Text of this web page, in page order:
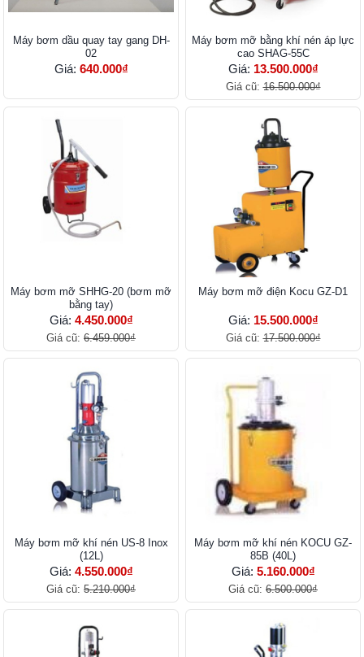
Máy bơm dầu quay tay gang DH-
02
Giá: 640.000₫
Máy bơm mỡ bằng khí nén áp lực
cao SHAG-55C
Giá: 13.500.000₫
Giá cũ:16.500.000₫
Máy bơm mỡ SHHG-20 (bơm mỡ
bằng tay)
Giá: 4.450.000₫
Giá cũ: 6.459.000₫
Máy bơm mỡ điện Kocu GZ-D1
Giá: 15.500.000₫
Giá cũ:17.500.000₫
Máy bơm mỡ khí nén US-8 Inox
(12L)
Giá: 4.550.000₫
Giá cũ: 5.210.000₫
Máy bơm mỡ khí nén KOCU GZ-
85B (40L)
Giá: 5.160.000₫
Giá cũ: 6.500.000₫